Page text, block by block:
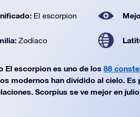
El escorpion
Zodíaco
El escorpion es uno de los 88
modernos han dividido al cielo. Es
Scorpius se ve mejor en